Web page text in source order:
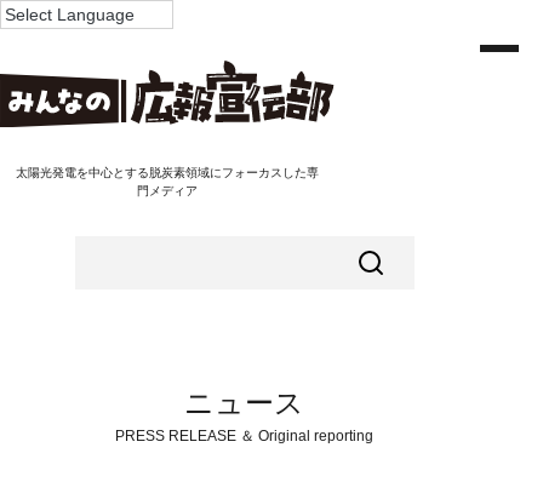
太陽光発電を中心とする脱炭素領域にフォーカスした専
門メディア
ニュース
PRESS RELEASE ＆ Original reporting